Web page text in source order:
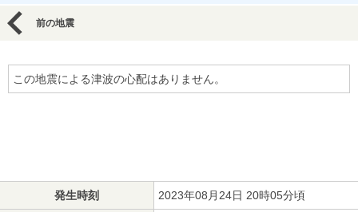
前の地震
この地震による津波の心配はありません。
発生時刻 2023年08月24日 20時05分頃